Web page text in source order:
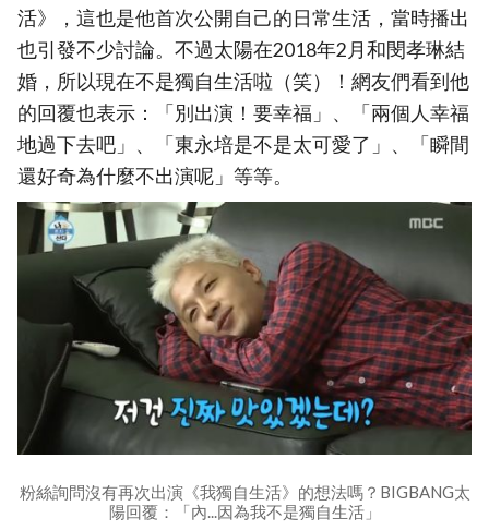
活》，這也是他首次公開自己的日常生活，當時播出
也引發不少討論。不過太陽在2018年2月和閔孝琳結
婚，所以現在不是獨自生活啦（笑）！網友們看到他
的回覆也表示：「別出演！要幸福」、「兩個人幸福
地過下去吧」、「東永培是不是太可愛了」、「瞬間
還好奇為什麼不出演呢」等等。
粉絲詢問沒有再次出演《我獨自生活》的想法嗎？BIGBANG太
陽回覆：「內...因為我不是獨自生活」